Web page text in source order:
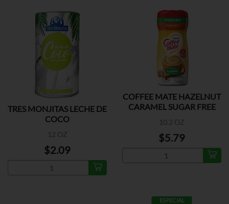
TRES MONJITAS LECHE DE
COCO
12 OZ
$2.09
COFFEE MATE HAZELNUT
CARAMEL SUGAR FREE
10.2 OZ
$5.79
ESPECIAL